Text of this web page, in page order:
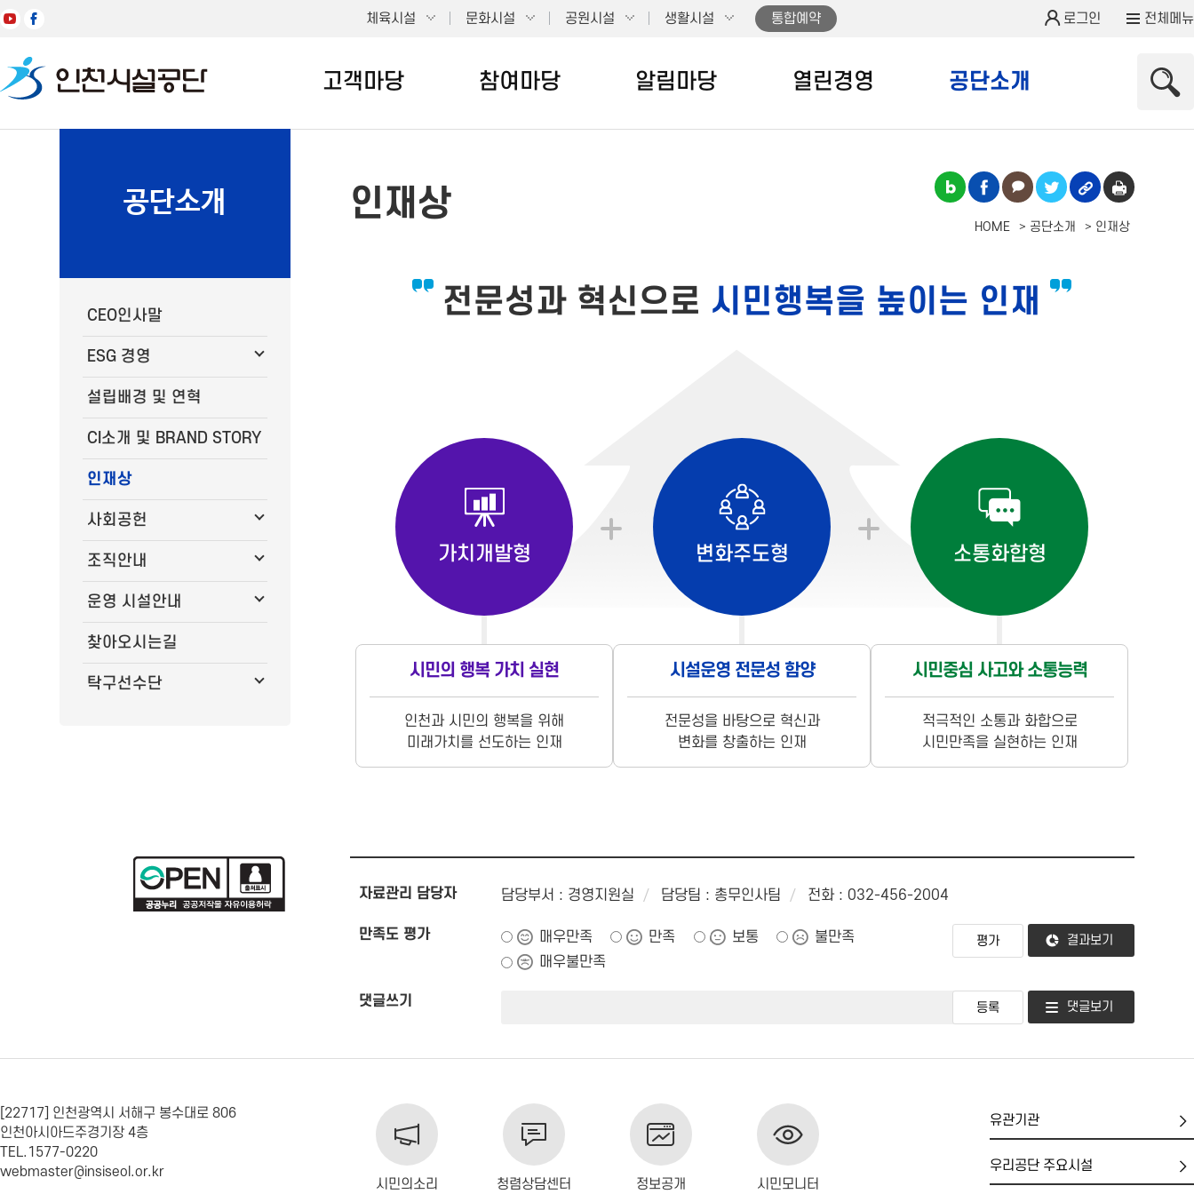
체육시설 문화시설 공원시설 생활시설 통합예약 로그인 전체메뉴
고객마당 참여마당 알림마당 열린경영 공단소개
공단소개
CEO인사말
ESG 경영
설립배경 및 연혁
CI소개 및 BRAND STORY
인재상
사회공헌
조직안내
운영 시설안내
찾아오시는길
탁구선수단
인재상
HOME 공단소개 인재상
전문성과 혁신으로 시민행복을 높이는 인재
가치개발형
시민의 행복 가치 실현
인천과 시민의 행복을 위해
미래가치를 선도하는 인재
변화주도형
시설운영 전문성 함양
전문성을 바탕으로 혁신과
변화를 창출하는 인재
소통화합형
시민중심 사고와 소통능력
적극적인 소통과 화합으로
시민만족을 실현하는 인재
자료관리 담당자 담당부서 : 경영지원실 담당팀 : 총무인사팀 전화 : 032-456-2004
만족도 평가 매우만족 만족 보통
불만족
매우불만족
결과보기
댓글쓰기 댓글보기
[22717] 인천광역시 서해구 봉수대로 806
인천아시아드주경기장 4층
TEL.1577-0220
webmaster@insiseol.or.kr
시민의소리 청렴상담센터 정보공개 시민모니터
유
관
우